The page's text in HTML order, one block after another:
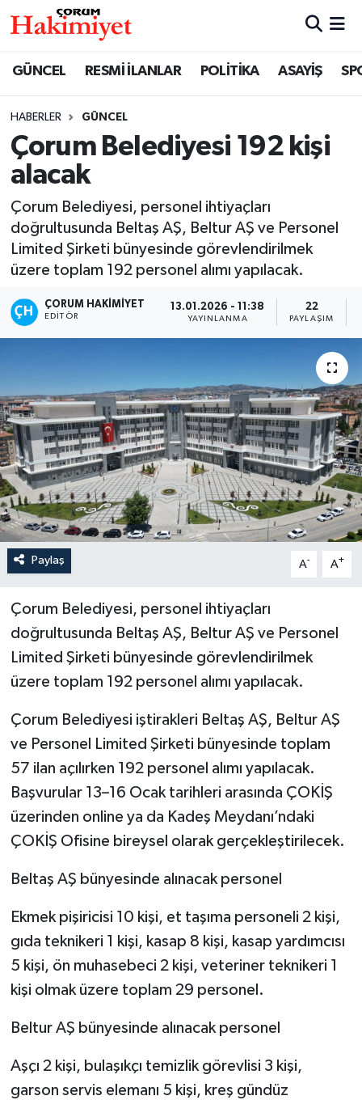
GÜNCEL RESMİ İLANLAR POLİTİKA ASAYİŞ
HABERLER GÜNCEL
Çorum Belediyesi 192 kişi
alacak
Çorum Belediyesi, personel ihtiyaçları
doğrultusunda Beltaş AŞ, Beltur AŞ ve Personel
Limited Şirketi bünyesinde görevlendirilmek
üzere toplam 192 personel alımı yapılacak.
ÇORUM HAKIMIYET
EDITÖR
13.01.2026 - 11:38
YAYINLANMA
22
PAYLAŞIM
Paylaş A- A+
Çorum Belediyesi, personel ihtiyaçları
doğrultusunda Beltaş AŞ, Beltur AŞ ve Personel
Limited Şirketi bünyesinde görevlendirilmek
üzere toplam 192 personel alımı yapılacak.
Çorum Belediyesi iştirakleri Beltaş AŞ, Beltur AŞ
ve Personel Limited Şirketi bünyesinde toplam
57 ilan açılırken 192 personel alımı yapılacak.
Başvurular 13–16 Ocak tarihleri arasında ÇOKİŞ
üzerinden online ya da Kadeş Meydanı’ndaki
ÇOKİŞ Ofisine bireysel olarak gerçekleştirilecek.
Beltaş AŞ bünyesinde alınacak personel
Ekmek pişiricisi 10 kişi, et taşıma personeli 2 kişi,
gıda teknikeri 1 kişi, kasap 8 kişi, kasap yardımcısı
5 kişi, ön muhasebeci 2 kişi, veteriner teknikeri 1
kişi olmak üzere toplam 29 personel.
Beltur AŞ bünyesinde alınacak personel
Aşçı 2 kişi, bulaşıkçı temizlik görevlisi 3 kişi,
garson servis elemanı 5 kişi, kreş gündüz
SAĞLIK
ASAYİŞ
EKONOMİ
GÜNCEL
AKTÜEL
İLÇELER
OTOPARK
TEKNOLOJİ
Nöbetçi Eczaneler
Çorum Namaz Vakitleri
Trafik Durumu
Süper Lig Puan Durumu ve Fikstür
Tüm Manşetler
Son Dakika Haberleri